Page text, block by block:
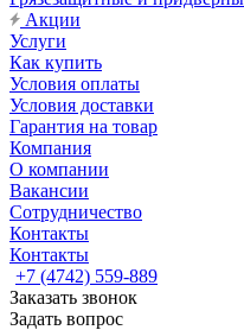
Акции
Услуги
Как купить
Условия оплаты
Условия доставки
Гарантия на товар
Компания
О компании
Вакансии
Сотрудничество
Контакты
Контакты
+7 (4742) 559-889
Заказать звонок
Задать вопрос